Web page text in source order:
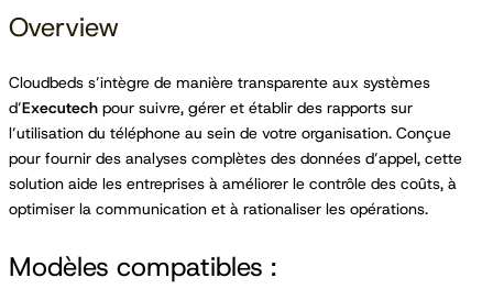
Overview
Cloudbeds s’intègre de manière transparente aux systèmes
d’Executech pour suivre, gérer et établir des rapports sur
l’utilisation du téléphone au sein de votre organisation. Conçue
pour fournir des analyses complètes des données d’appel, cette
solution aide les entreprises à améliorer le contrôle des coûts, à
optimiser la communication et à rationaliser les opérations.
Modèles compatibles :